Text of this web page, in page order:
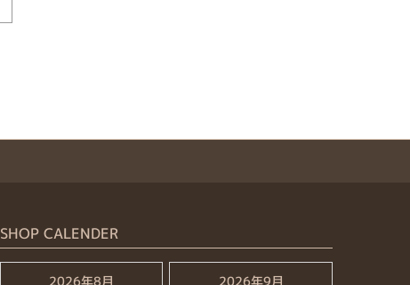
SHOP CALENDER
2026年8月 2026年9月